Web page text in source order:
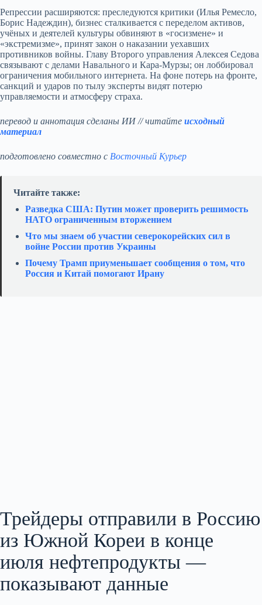
Репрессии расширяются: преследуются критики (Илья Ремесло,
Борис Надеждин), бизнес сталкивается с переделом активов,
учёных и деятелей культуры обвиняют в «госизмене» и
«экстремизме», принят закон о наказании уехавших
противников войны. Главу Второго управления Алексея Седова
связывают с делами Навального и Кара‑Мурзы; он лоббировал
ограничения мобильного интернета. На фоне потерь на фронте,
санкций и ударов по тылу эксперты видят потерю
управляемости и атмосферу страха.
перевод и аннотация сделаны ИИ // читайте исходный
материал
подготовлено совместно с Восточный Курьер
Читайте также:
Разведка США: Путин может проверить решимость
НАТО ограниченным вторжением
Что мы знаем об участии северокорейских сил в
войне России против Украины
Почему Трамп приуменьшает сообщения о том, что
Россия и Китай помогают Ирану
Трейдеры отправили в Россию
из Южной Кореи в конце
июля нефтепродукты —
показывают данные